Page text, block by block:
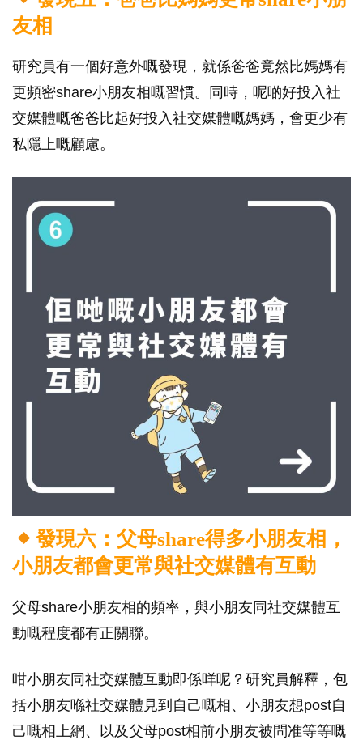
友相
研究員有一個好意外嘅發現，就係爸爸竟然比媽媽有
更頻密share小朋友相嘅習慣。同時，呢啲好投入社
交媒體嘅爸爸比起好投入社交媒體嘅媽媽，會更少有
私隱上嘅顧慮。
發現六：父母share得多小朋友相，
小朋友都會更常與社交媒體有互動
父母share小朋友相的頻率，與小朋友同社交媒體互
動嘅程度都有正關聯。
咁小朋友同社交媒體互動即係咩呢？研究員解釋，包
括小朋友喺社交媒體見到自己嘅相、小朋友想post自
己嘅相上網、以及父母post相前小朋友被問准等等嘅